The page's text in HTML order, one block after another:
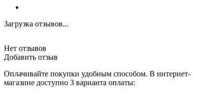
Загрузка отзывов...
Нет отзывов
Добавить отзыв
Оплачивайте покупки удобным способом. В интернет-
магазине доступно 3 варианта оплаты: